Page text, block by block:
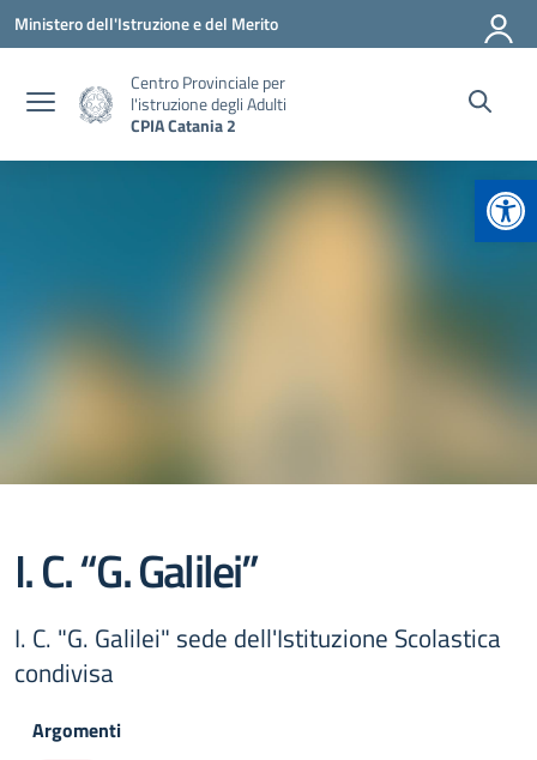
Vai ai contenuti
Vai al menu di navigazione
Vai al footer
Ministero dell'Istruzione e del Merito
Centro Provinciale per
l'istruzione degli Adulti
CPIA Catania 2
I. C. “G. Galilei”
I. C. "G. Galilei" sede dell'Istituzione Scolastica
condivisa
Argomenti